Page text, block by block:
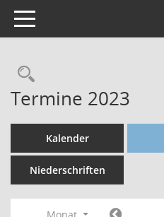
Toggle navigation
Termine 2023
Kalender
Niederschriften